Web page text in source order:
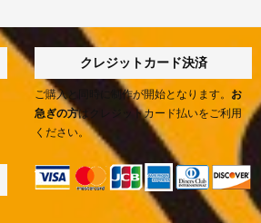
クレジットカード決済
ご購入と同時に制作が開始となります。 お
急ぎの方はクレジットカード払いをご利用
ください。